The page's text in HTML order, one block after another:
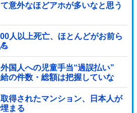
意外なほどアホが多いなと思う
人以上死亡、ほとんどがお前ら
外国人への児童手当“過誤払い”
の件数・総額は把握していな
得されたマンション、日本人が
まる